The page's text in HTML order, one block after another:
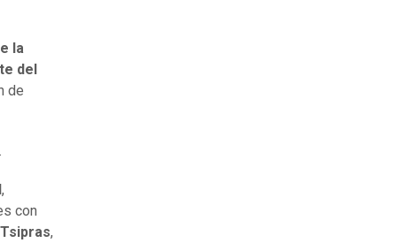
la
del
de
,
con
,